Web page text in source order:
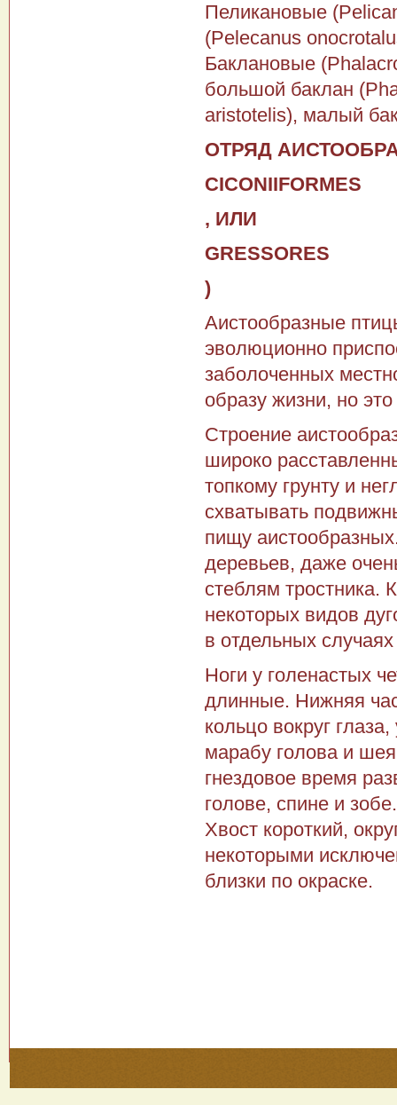
Пеликановые
(Pelecanus
Баклановые
большой баклан
aristotelis), малый
ОТРЯД
CICONIIFORMES
, ИЛИ
GRESSORES
)
Аистообразные
эволюционно
заболочен­ных
образу жизни, но
Строение
широко
топкому грунту и
схватывать
пищу
деревьев, даже
стеблям тростника.
некото­рых видов
в отдельных
Ноги у голенастых
длинные. Нижняя
кольцо вокруг
марабу голова и
гнез­довое время
голове, спине и
Хвост ко­роткий,
некоторыми
близки по окраске.